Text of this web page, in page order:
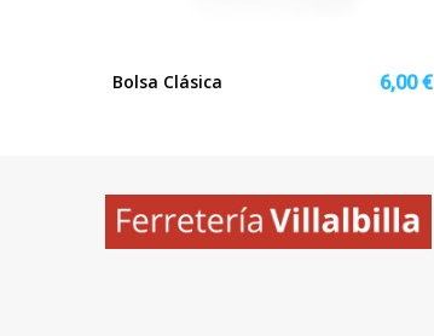
Bolsa Clásica 6,00 €